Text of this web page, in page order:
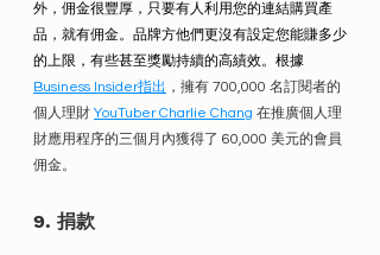
外，佣金很豐厚，只要有人利用您的連結購買產
品，就有佣金。品牌方他們更沒有設定您能賺多少
的上限，有些甚至獎勵持續的高績效。根據
Business Insider指出 ，擁有 700,000 名訂閱者的
個人理財 YouTuber Charlie Chang 在推廣個人理
財應用程序的三個月內獲得了 60,000 美元的會員
佣金。
9. 捐款